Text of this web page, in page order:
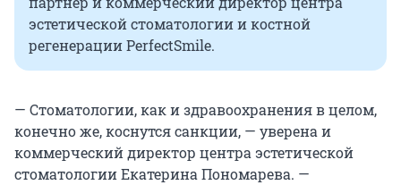
эстетической стоматологии и костной
регенерации PerfectSmile.
— Стоматологии, как и здравоохранения в целом,
конечно же, коснутся санкции, — уверена и
коммерческий директор центра эстетической
стоматологии Екатерина Пономарева. —